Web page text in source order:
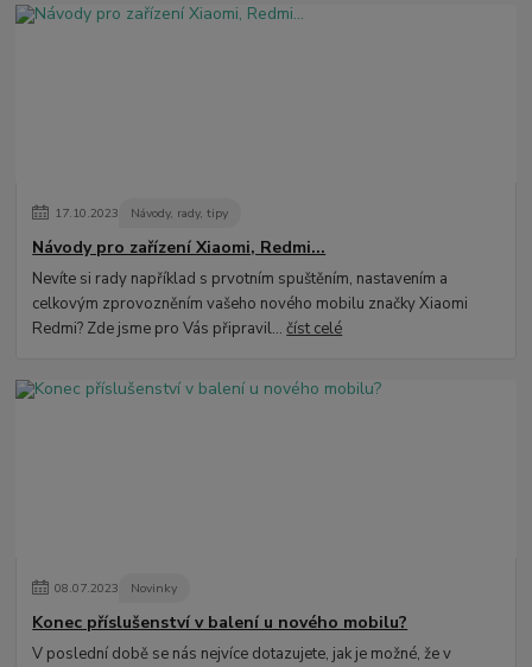
17.10.2023 Návody, rady, tipy
Návody pro zařízení Xiaomi, Redmi...
Nevíte si rady například s prvotním spuštěním, nastavením a
celkovým zprovozněním vašeho nového mobilu značky Xiaomi
Redmi? Zde jsme pro Vás připravil...číst celé
08.07.2023 Novinky
Konec příslušenství v balení u nového mobilu?
V poslední době se nás nejvíce dotazujete, jak je možné, že v